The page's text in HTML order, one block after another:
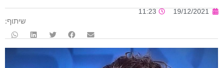
19/12/2021
11:23
שיתוף: